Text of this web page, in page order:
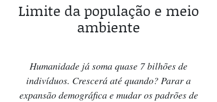
Limite da população e meio
ambiente
Humanidade já soma quase 7 bilhões de
indivíduos. Crescerá até quando? Parar a
expansão demográfica e mudar os padrões de